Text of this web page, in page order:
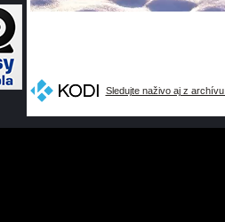
Sledujte naživo aj z archívu.